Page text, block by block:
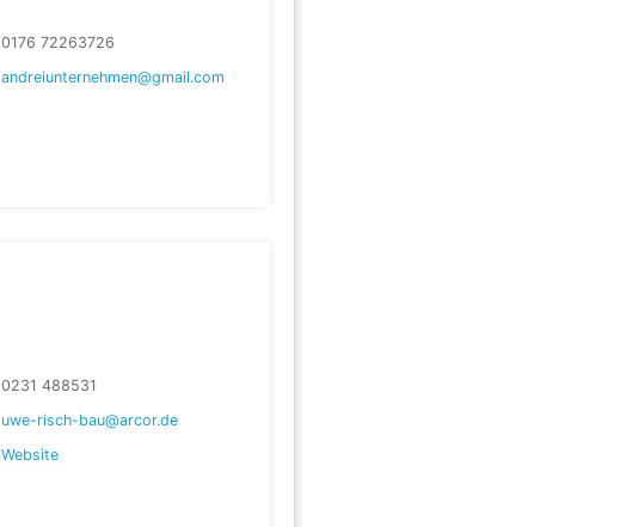
0176 72263726
andreiunternehmen@gmail.com
0231 488531
uwe-risch-bau@arcor.de
Website